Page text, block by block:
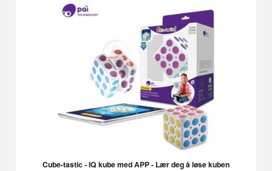
Cube-tastic - IQ kube med APP - Lær deg å løse kuben